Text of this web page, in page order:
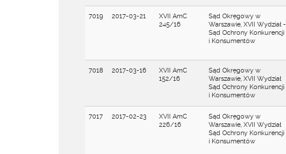
7019 2017-03-21
XVII AmC
245/16
Sąd Okręgowy w
Warszawie, XVII Wydział -
Sąd Ochrony Konkurencji
i Konsumentów
7018 2017-03-16
XVII AmC
152/16
Sąd Okręgowy w
Warszawie, XVII Wydział
Sąd Ochrony Konkurencji
i Konsumentów
7017 2017-02-23
XVII AmC
226/16
Sąd Okręgowy w
Warszawie, XVII Wydział
Sąd Ochrony Konkurencji
i Konsumentów